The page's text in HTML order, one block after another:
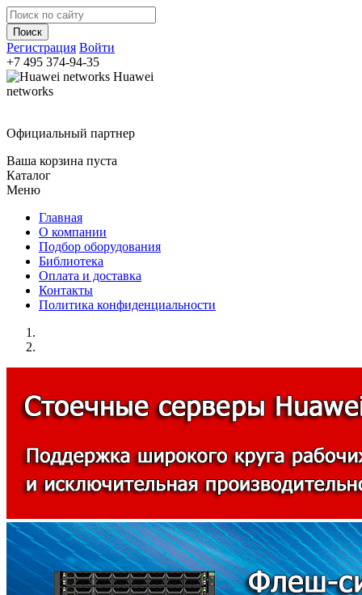
Регистрация Войти
+7 495 374-94-35
Huawei
networks
Официальный партнер
Ваша корзина пуста
Каталог
Меню
Главная
О компании
Подбор оборудования
Библиотека
Оплата и доставка
Контакты
Политика конфиденциальности